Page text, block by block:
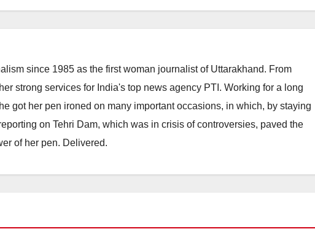
since 1985 as the first woman journalist of Uttarakhand. From
strong services for India's top news agency PTI. Working for a long
got her pen ironed on many important occasions, in which, by staying
on Tehri Dam, which was in crisis of controversies, paved the
of her pen. Delivered.